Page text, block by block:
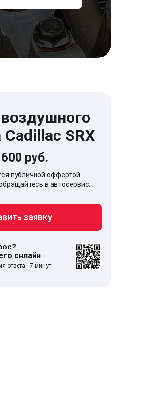
обл,
SRX
руб.
публичной оффертой.
в автосервис.
заявку
онлайн
ответа - 7 минут